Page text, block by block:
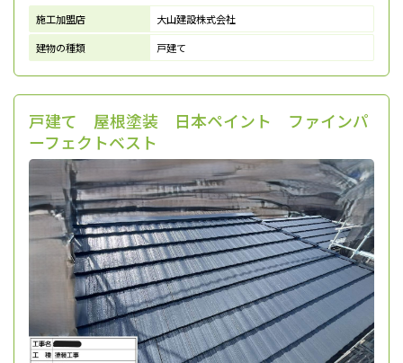
施工加盟店
大山建設株式会社
建物の種類
戸建て
戸建て 屋根塗装 日本ペイント ファインパ
ーフェクトベスト